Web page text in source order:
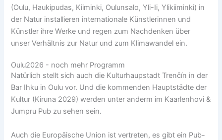
(Oulu, Haukipudas, Kiiminki, Oulunsalo, Yli-Ii, Ylikiiminki) in
der Natur installieren internationale Künstlerinnen und
Künstler ihre Werke und regen zum Nachdenken über
unser Verhältnis zur Natur und zum Klimawandel ein.
Oulu2026 - noch mehr Programm
Natürlich stellt sich auch die Kulturhaupstadt Trenčín in der
Bar Ihku in Oulu vor. Und die kommenden Hauptstädte der
Kultur (Kiruna 2029) werden unter anderm im Kaarlenhovi &
Jumpru Pub zu sehen sein.
Auch die Europäische Union ist vertreten, es gibt ein Pub-